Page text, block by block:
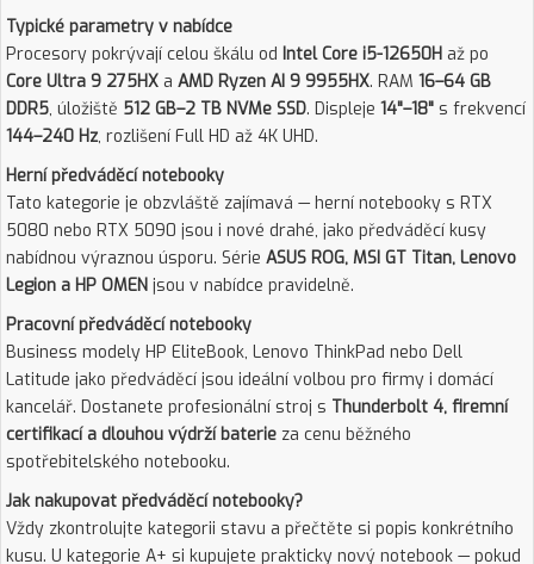
Typické parametry v nabídce
Procesory pokrývají celou škálu od Intel Core i5-12650H až po
Core Ultra 9 275HX a AMD Ryzen AI 9 9955HX. RAM 16–64 GB
DDR5, úložiště 512 GB–2 TB NVMe SSD. Displeje 14"–18" s frekvencí
144–240 Hz, rozlišení Full HD až 4K UHD.
Herní předváděcí notebooky
Tato kategorie je obzvláště zajímavá — herní notebooky s RTX
5080 nebo RTX 5090 jsou i nové drahé, jako předváděcí kusy
nabídnou výraznou úsporu. Série ASUS ROG, MSI GT Titan, Lenovo
Legion a HP OMEN jsou v nabídce pravidelně.
Pracovní předváděcí notebooky
Business modely HP EliteBook, Lenovo ThinkPad nebo Dell
Latitude jako předváděcí jsou ideální volbou pro firmy i domácí
kancelář. Dostanete profesionální stroj s Thunderbolt 4, firemní
certifikací a dlouhou výdrží baterie za cenu běžného
spotřebitelského notebooku.
Jak nakupovat předváděcí notebooky?
Vždy zkontrolujte kategorii stavu a přečtěte si popis konkrétního
kusu. U kategorie A+ si kupujete prakticky nový notebook — pokud